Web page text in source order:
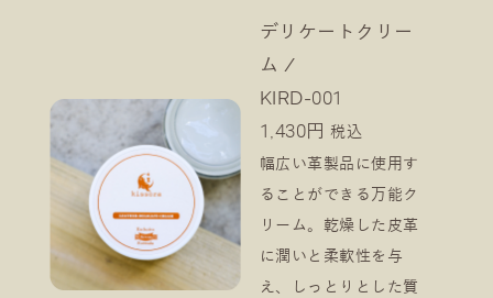
デリケートクリー
ム /
KIRD-001
1,430円税込
幅広い革製品に使用す
ることができる万能ク
リーム。乾燥した皮革
に潤いと柔軟性を与
え、しっとりとした質